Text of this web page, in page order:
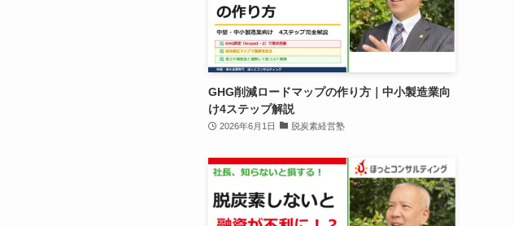
GHG削減ロードマップの作り方｜中小製造業向
け4ステップ解説
2026年6月1日 脱炭素経営塾